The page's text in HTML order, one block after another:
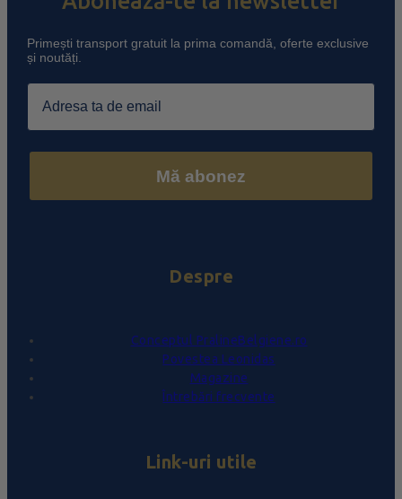
Primești transport gratuit la prima comandă, oferte exclusive
și noutăți.
Email
Mă abonez
Despre
Conceptul PralineBelgiene.ro
Povestea Leonidas
Magazine
Întrebări frecvente
Link-uri utile